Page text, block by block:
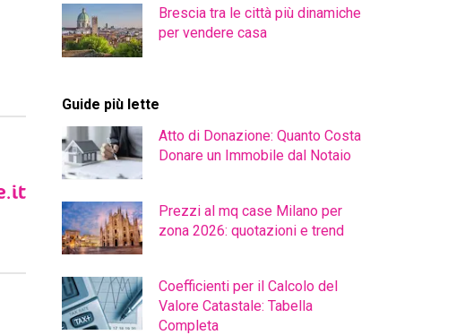
Brescia tra le città più dinamiche
per vendere casa
Guide più lette
Atto di Donazione: Quanto Costa
Donare un Immobile dal Notaio
Prezzi al mq case Milano per
zona 2026: quotazioni e trend
Coefficienti per il Calcolo del
Valore Catastale: Tabella
Completa